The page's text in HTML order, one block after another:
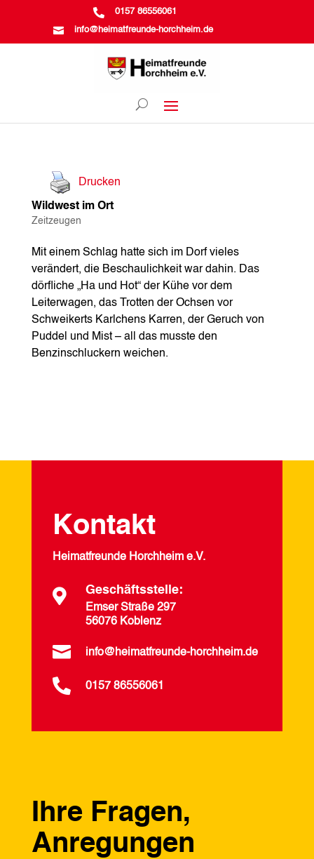
 0157 86556061
 info@heimatfreunde-horchheim.de
Drucken
Wildwest im Ort
Zeitzeugen
Mit einem Schlag hatte sich im Dorf vieles
verändert, die Beschaulichkeit war dahin. Das
dörfliche „Ha und Hot“ der Kühe vor dem
Leiterwagen, das Trotten der Ochsen vor
Schweikerts Karlchens Karren, der Geruch von
Puddel und Mist – all das musste den
Benzinschluckern weichen.
Kontakt
Heimatfreunde Horchheim e.V.
 Geschäftsstelle:
Emser Straße 297
56076 Koblenz
 info@heimatfreunde-horchheim.de
 0157 86556061
Ihre Fragen,
Anregungen